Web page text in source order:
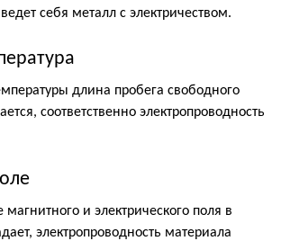
себя металл с электричеством.
длина пробега свободного
соответственно электропроводность
и электрического поля в
электропроводность материала